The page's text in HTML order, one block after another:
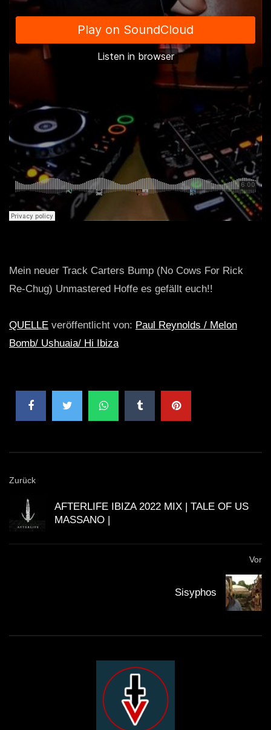
Mein neuer Track Carters Bump (No Cows For Rick
Re-Chug) Unmastered Hoffe es gefällt euch!!
QUELLE veröffentlicht von: Paul Reynolds / Melon
Bomb/ Ushuaia/ Hi Ibiza
Zurück
AFTERLIFE IBIZA 2022 MIX | TALE OF US
MASSANO |
Vor
Sisyphos